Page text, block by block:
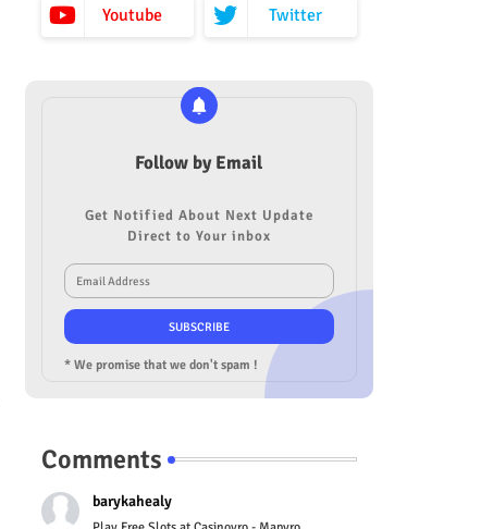
Youtube Twitter
Follow by Email
Get Notified About Next Update
Direct to Your inbox
* We promise that we don't spam !
Comments
barykahealy